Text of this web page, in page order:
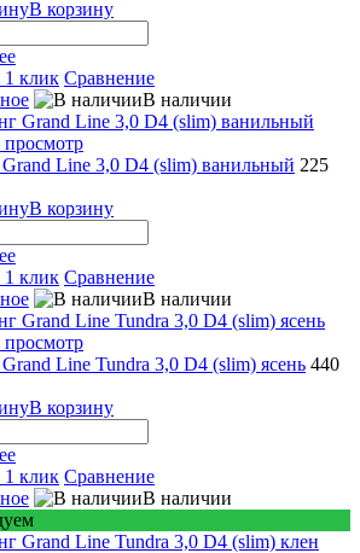
В корзину
1 клик Сравнение
В наличии
Line 3,0 D4 (slim) ванильный 225
В корзину
1 клик Сравнение
В наличии
Line Tundra 3,0 D4 (slim) ясень 440
В корзину
1 клик Сравнение
В наличии